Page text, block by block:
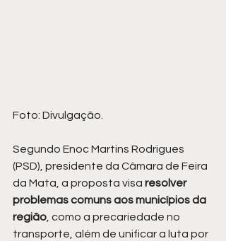
Foto: Divulgação.
Segundo Enoc Martins Rodrigues
(PSD), presidente da Câmara de Feira
da Mata, a proposta visa resolver
problemas comuns aos municípios da
região, como a precariedade no
transporte, além de unificar a luta por